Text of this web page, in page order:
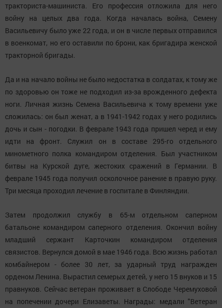
тракториста-машиниста. Его профессия отложила для него
войну на целых два года. Когда началась война, Семену
Васильевичу было уже 22 года, и он в числе первых отправился
в военкомат, но его оставили по брони, как бригадира женской
тракторной бригады.
Да и на начало войны не было недостатка в солдатах, к тому же
по здоровью он тоже не подходил из-за врожденного дефекта
ноги. Личная жизнь Семена Васильевича к тому времени уже
сложилась: он был женат, а в 1941-1942 годах у него родились
дочь и сын - погодки. В феврале 1943 года пришел черед и ему
идти на фронт. Служил он в составе 295-го отдельного
минометного полка командиром отделения. Был участником
битвы на Курской дуге, жестоких сражений в Германии. В
феврале 1945 года получил осколочное ранение в правую руку.
Три месяца проходил лечение в госпитале в Финляндии.
Затем продолжил службу в 65-м отдельном саперном
батальоне командиром саперного отделения. Окончил войну
младший сержант Карточкин командиром отделения
связистов. Вернулся домой в мае 1946 года. Всю жизнь работал
комбайнером - более 30 лет, за ударный труд награжден
орденом Ленина. Вырастил семерых детей, у него 15 внуков и 15
правнуков. Сейчас ветеран проживает в Слободе Черемуховой
на попечении дочери Елизаветы. Награды: медали "Ветеран